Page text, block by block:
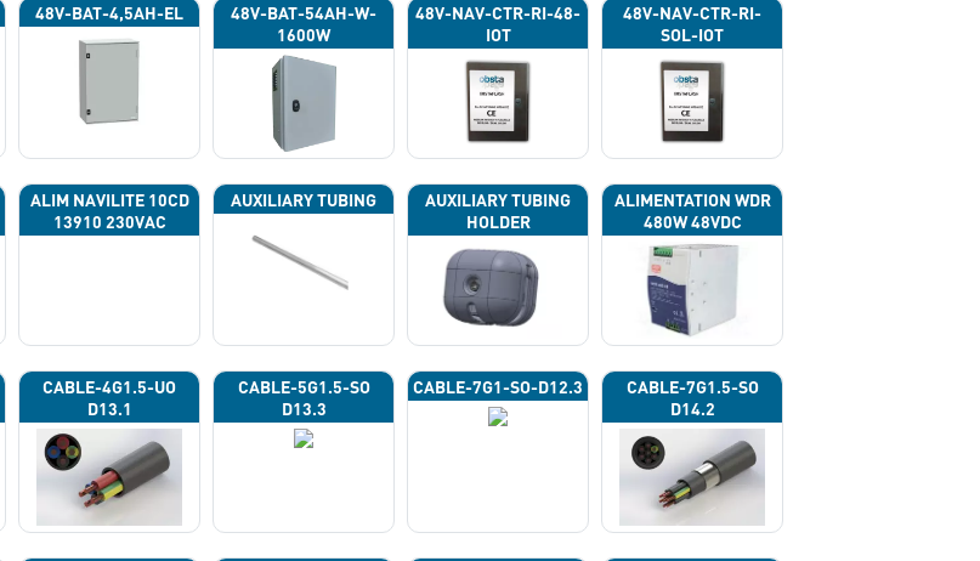
48V-BAT-4,5AH-EL
48V-BAT-54AH-W-
1600W
48V-NAV-CTR-RI-48-
IOT
48V-NAV-CTR-RI-
SOL-IOT
ALIM NAVILITE 10CD
13910 230VAC
AUXILIARY TUBING
AUXILIARY TUBING
HOLDER
ALIMENTATION WDR
480W 48VDC
CABLE-4G1.5-UO
D13.1
CABLE-5G1.5-SO
D13.3
CABLE-7G1-SO-D12.3
CABLE-7G1.5-SO
D14.2